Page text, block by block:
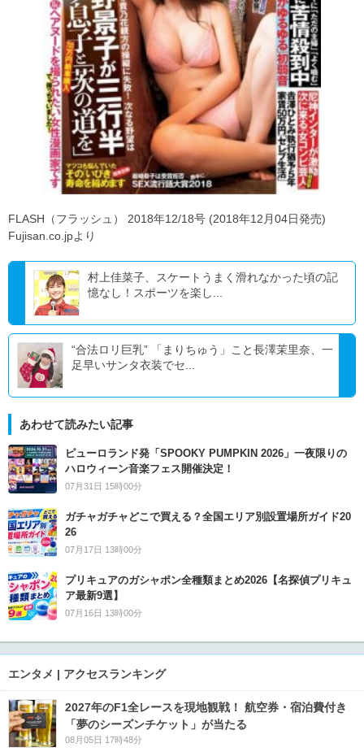
FLASH（フラッシュ） 2018年12/18号 (2018年12月04日発売)
Fujisan.co.jpより
村上佳菜子、スケートうまく滑れなかった頃の記
憶なし！スポーツを楽し...
“合法ロリ巨乳” 「まりちゅう」こと長澤茉里奈、一
足早いサンタ衣装でセ...
あわせて読みたい記事
ピューロランド発「SPOOKY PUMPKIN 2026」一夜限りの
ハロウィーン音楽フェス開催決定！
07月31日 15時00分
ガチャガチャどこで買える？全国エリア別設置場所ガイド20
26
07月17日 13時00分
プリキュアのガシャポン全種類まとめ2026【名探偵プリキュ
ア最新9選】
07月16日 13時00分
エンタメ | アクセスランキング
2027年のF1全レースを現地観戦！ 航空券・宿泊費付き
「夢のシーズンチケット」が当たる
08月05日 17時48分